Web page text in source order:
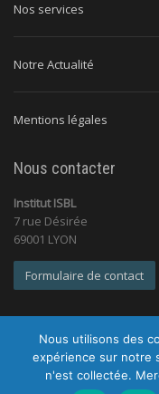
Nos services
Notre Actualité
Mentions légales
Nous contacter
Institut ISBL
7 rue Désirée
69001 LYON
Formulaire de contact
© 2026 Institut ISBL |
Nous utilisons des
expérience sur notre
n'est collectée.